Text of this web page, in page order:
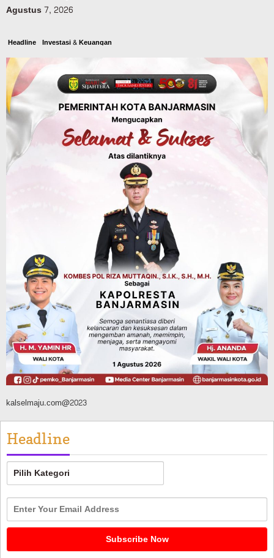
Agustus 7, 2026
Headline Investasi & Keuangan
KUA-PPAS 2027 Banjarbaru Defisit 170
Miliar, Pendapatan 1,2 Triliun Belanja
1,37 Triliun, Tutup Kekurangan dari
SiLPA
Agustus 7, 2026
Kalsel
Operasi Sikat Intan 2026 Berakhir, Polda
Kalsel Amankan Ribuan Miras Hingga
Pemerintahan Sosial & Keagamaan
Banjarmasin Pilot Project Perlinsos
Digital, Target 30 Persen IKD Masih
Jauh, Komisi II DPR Turun Tangan
Agustus 7, 2026
kalselmaju.com@2023
Headline
Headline